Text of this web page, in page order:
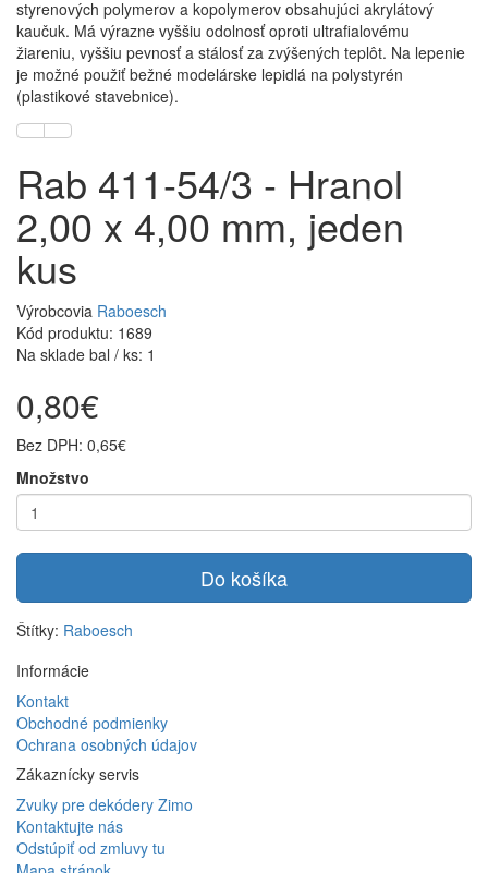
styrenových polymerov a kopolymerov obsahujúci akrylátový
kaučuk. Má výrazne vyššiu odolnosť oproti ultrafialovému
žiareniu, vyššiu pevnosť a stálosť za zvýšených teplôt. Na lepenie
je možné použiť bežné modelárske lepidlá na polystyrén
(plastikové stavebnice).
Rab 411-54/3 - Hranol
2,00 x 4,00 mm, jeden
kus
Výrobcovia Raboesch
Kód produktu: 1689
Na sklade bal / ks: 1
0,80€
Bez DPH: 0,65€
Množstvo
Do košíka
Štítky: Raboesch
Informácie
Kontakt
Obchodné podmienky
Ochrana osobných údajov
Zákaznícky servis
Zvuky pre dekódery Zimo
Kontaktujte nás
Odstúpiť od zmluvy tu